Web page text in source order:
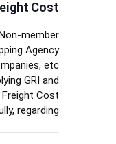
Cost
member
Agency
etc
GRI and
Cost
regarding